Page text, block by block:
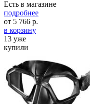
Есть в магазине
подробнее
от 5 766 р.
в корзину
13 уже
купили